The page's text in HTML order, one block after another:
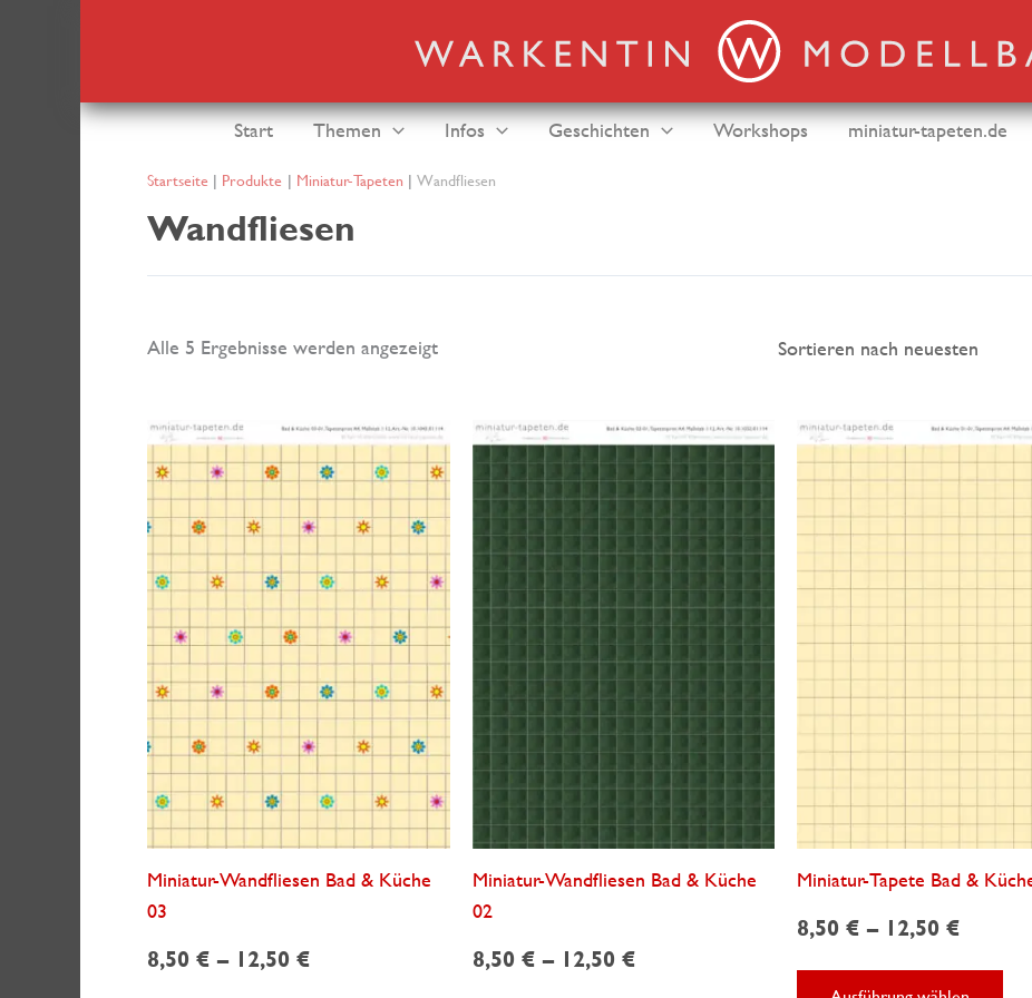
Start Themen Infos Geschichten Workshops miniatur-tapeten.de
Startseite Produkte Miniatur-Tapeten Wandfliesen
Wandfliesen
Alle 5 Ergebnisse werden angezeigtNach
Miniatur-Wandfliesen Bad & Küche
03
8,50 € – 12,50 €
Miniatur-Wandfliesen Bad & Küche
02
8,50 € – 12,50 €
Miniatur-Tapete Bad &
8,50€ – 12,50€